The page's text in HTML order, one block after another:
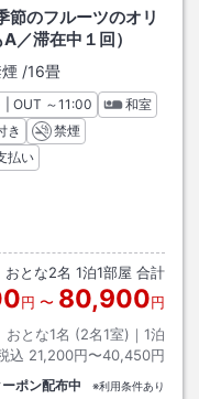
節のフルーツのオリ
／滞在中１回）
/16畳
イン
| OUT チェックアウト
～11:00
和室
き
禁煙
払い
おとな2名 1泊1部屋 合計
円 〜 80,900円
おとな1名 (2名1室)｜ 1泊
込 21,200円〜40,450円
ポン配布中 ※利用条件あり